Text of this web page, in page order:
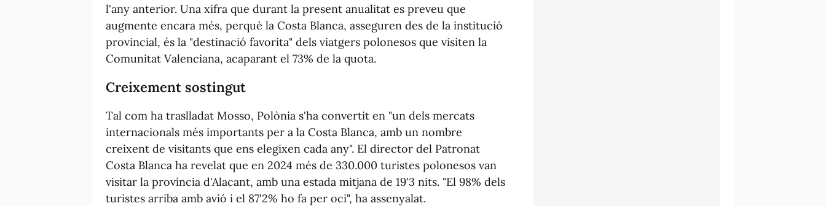
l'any anterior. Una xifra que durant la present anualitat es preveu que
augmente encara més, perquè la Costa Blanca, asseguren des de la institució
provincial, és la "destinació favorita" dels viatgers polonesos que visiten la
Comunitat Valenciana, acaparant el 73% de la quota.
Creixement sostingut
Tal com ha traslladat Mosso, Polònia s'ha convertit en "un dels mercats
internacionals més importants per a la Costa Blanca, amb un nombre
creixent de visitants que ens elegixen cada any". El director del Patronat
Costa Blanca ha revelat que en 2024 més de 330.000 turistes polonesos van
visitar la província d'Alacant, amb una estada mitjana de 19'3 nits. "El 98% dels
turistes arriba amb avió i el 87'2% ho fa per oci", ha assenyalat.